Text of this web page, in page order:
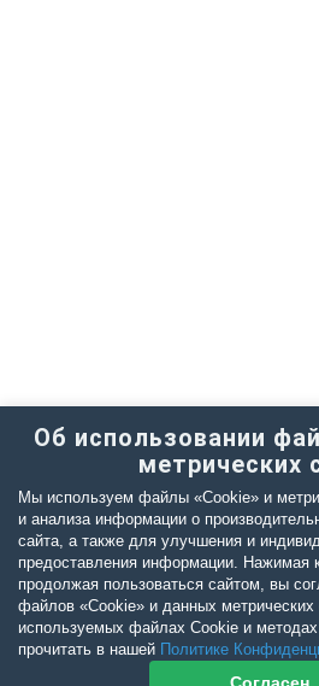
Об использовании
метрических
Мы используем файлы «Cookie» и
и анализа информации о
сайта, а также для улучшения и
предоставления информации. Нажимая
продолжая пользоваться сайтом, вы
файлов «Cookie» и данных
используемых файлах Cookie и
прочитать в нашей Политике